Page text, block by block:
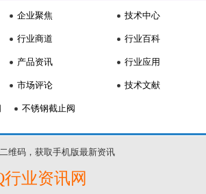
企业聚焦
行业商道
产品资讯
市场评论
技术中心
行业百科
行业应用
技术文献
不锈钢截止阀
维码，获取手机版最新资讯
行业资讯网